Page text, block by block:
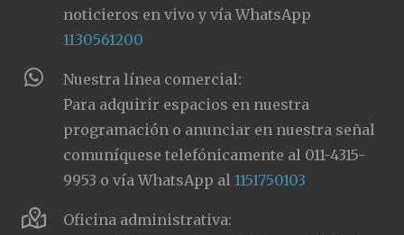
noticieros en vivo y vía WhatsApp
1130561200
Nuestra línea comercial:
Para adquirir espacios en nuestra
programación o anunciar en nuestra señal
comuníquese telefónicamente al 011-4315-
9953 o vía WhatsApp al1151750103
Oficina administrativa: